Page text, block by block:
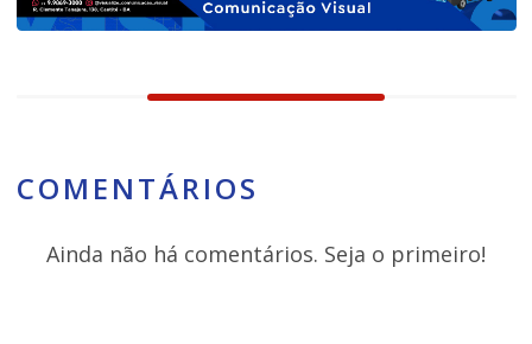
COMENTÁRIOS
Ainda não há comentários. Seja o primeiro!